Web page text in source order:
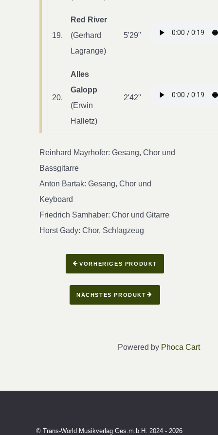
19.
Red River
(Gerhard
Lagrange)
5'29"
20.
Alles
Galopp
(Erwin
Halletz)
2'42"
Reinhard Mayrhofer: Gesang, Chor und
Bassgitarre
Anton Bartak: Gesang, Chor und
Keyboard
Friedrich Samhaber: Chor und Gitarre
Horst Gady: Chor, Schlagzeug
VORHERIGES PRODUKT
NÄCHSTES PRODUKT
Powered by Phoca Cart
© Trans-World Musikverlag Ges.m.b.H. 2024 - 2026